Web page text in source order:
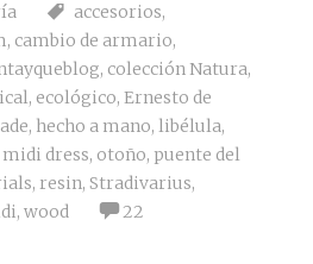
accesorios,
, cambio de armario,
, colección Natura,
, ecológico, Ernesto de
, hecho a mano, libélula,
midi dress, otoño, puente del
, resin, Stradivarius,
, wood
22